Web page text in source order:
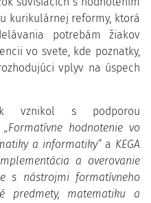
kurikulárnej reformy, ktorá
potrebám žiakov
vo svete, kde poznatky,
vplyv na úspech
vznikol s podporou
„Formatívne hodnotenie vo
a informatiky“a KEGA
a overovanie
s nástrojmi formatívneho
predmety, matematiku a